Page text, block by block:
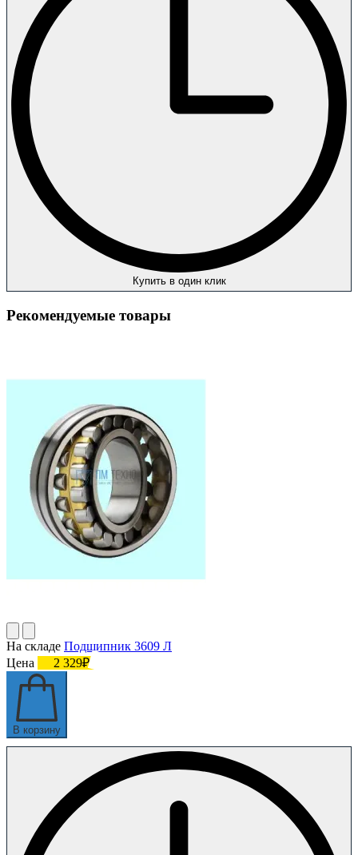
Купить в один клик
Рекомендуемые товары
На складе Подшипник 3609 Л
Цена
2 329₽
В корзину